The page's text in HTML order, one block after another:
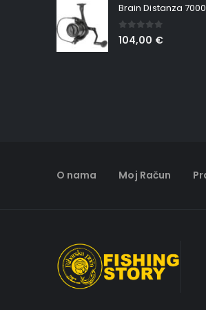
Brain Distanza
0out of 5
104,00 €
O nama Moj Račun